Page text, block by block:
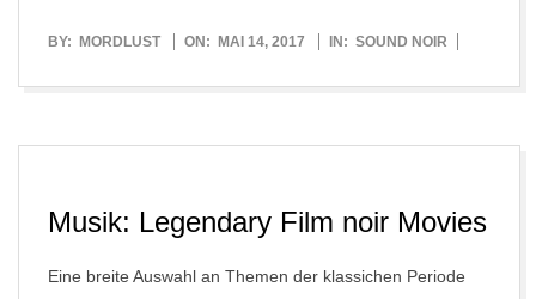
2017-
BY: MORDLUST ON: MAI 14, 2017 IN: SOUND NOIR
Musik: Legendary Film noir Movies
Eine breite Auswahl an Themen der klassichen Periode